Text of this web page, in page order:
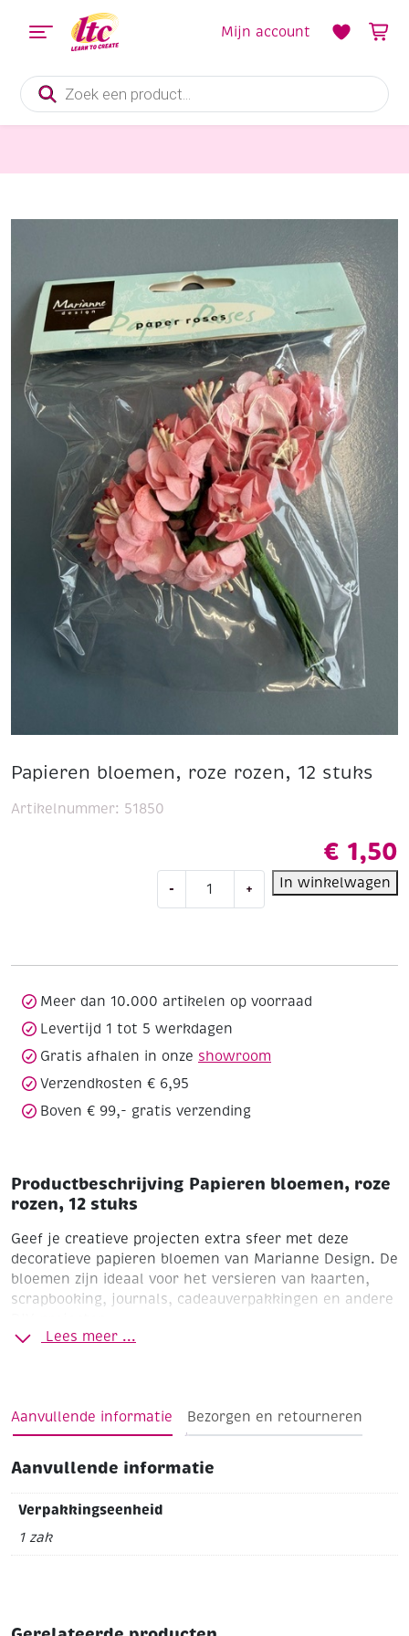
Producten
zoeken
Mijn account
Papieren bloemen, roze rozen, 12 stuks
€ 1,50
-
bloemen,
aantal
+ In winkelwagen
Artikelnummer: 51850
Meer dan 10.000 artikelen op voorraad
Levertijd 1 tot 5 werkdagen
Gratis afhalen in onze showroom
Verzendkosten € 6,95
Boven € 99,- gratis verzending
Productbeschrijving Papieren bloemen, roze
rozen, 12 stuks
Geef je creatieve projecten extra sfeer met deze
decoratieve papieren bloemen van Marianne Design. De
bloemen zijn ideaal voor het versieren van kaarten,
scrapbooking, journals, cadeauverpakkingen en andere
seizoensprojecten, feestdagen, bloemencreaties en
vintage decoraties. Combineer ze met stansmallen,
resultaat.
Productdetails:
Decoratieve papieren bloemen
Voorzien van flexibele steeltjes (Iedere bloem is
Lees meer ...
Aanvullende informatie Bezorgen en retourneren
Aanvullende informatie
Verpakkingseenheid
1 zak